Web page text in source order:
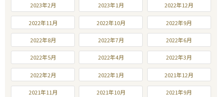
2023年2月 2023年1月 2022年12月
2022年11月 2022年10月 2022年9月
2022年8月 2022年7月 2022年6月
2022年5月 2022年4月 2022年3月
2022年2月 2022年1月 2021年12月
2021年11月 2021年10月 2021年9月